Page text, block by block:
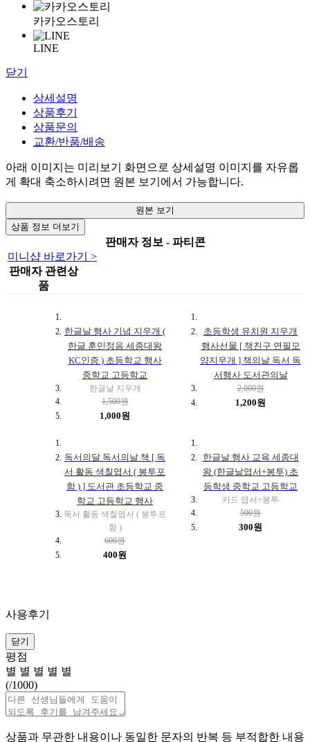
카카오스토리
LINE
닫기
상세설명
상품후기
상품문의
교환/반품/배송
아래 이미지는 미리보기 화면으로 상세설명 이미지를 자유롭
게 확대 축소하시려면 원본 보기에서 가능합니다.
원본 보기
상품 정보 더보기
판매자 정보 - 파티콘
미니샵 바로가기 >
판매자 관련상
품
한글날 행사 기념 지우개 (
한글 훈민정음 세종대왕
KC인증 ) 초등학교 행사
중학교 고등학교
한글날 지우개
1,500원
1,000원
초등학생 유치원 지우개
행사선물 [ 책친구 연필모
양지우개 ] 책의날 독서 독
서행사 도서관의날
2,000원
1,200원
독서의달 독서의날 책 [ 독
서 활동 색칠엽서 ( 봉투포
함 ) ] 도서관 초등학교 중
학교 고등학교 행사
독서 활동 색칠엽서 ( 봉투포
함 )
600원
400원
한글날 행사 교육 세종대
왕 (한글날엽서+봉투) 초
등학생 중학교 고등학교
카드 엽서+봉투
500원
300원
사용후기
닫기
평점
별 별 별 별 별
(/1000)
상품과 무관한 내용이나 동일한 문자의 반복 등 부적합한 내용